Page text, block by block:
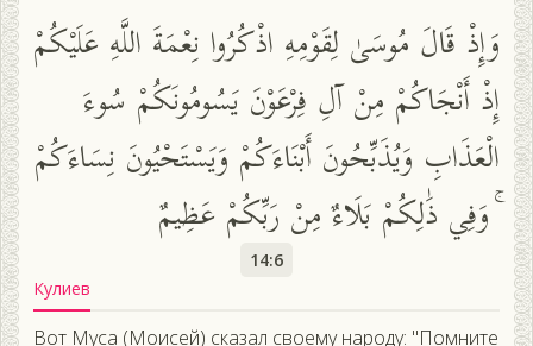
وَإِذْ قَالَ مُوسَىٰ لِقَوْمِهِ اذْكُرُوا نِعْمَةَ اللَّهِ عَلَيْكُمْ
إِذْ أَنْجَاكُمْ مِنْ آلِ فِرْعَوْنَ يَسُومُونَكُمْ سُوءَ
الْعَذَابِ وَيُذَبِّحُونَ أَبْنَاءَكُمْ وَيَسْتَحْيُونَ نِسَاءَكُمْ
ۚ وَفِي ذَٰلِكُمْ بَلَاءٌ مِنْ رَبِّكُمْ عَظِيمٌ
14:6
Кулиев
Вот Муса (Моисей) сказал своему народу: "Помните